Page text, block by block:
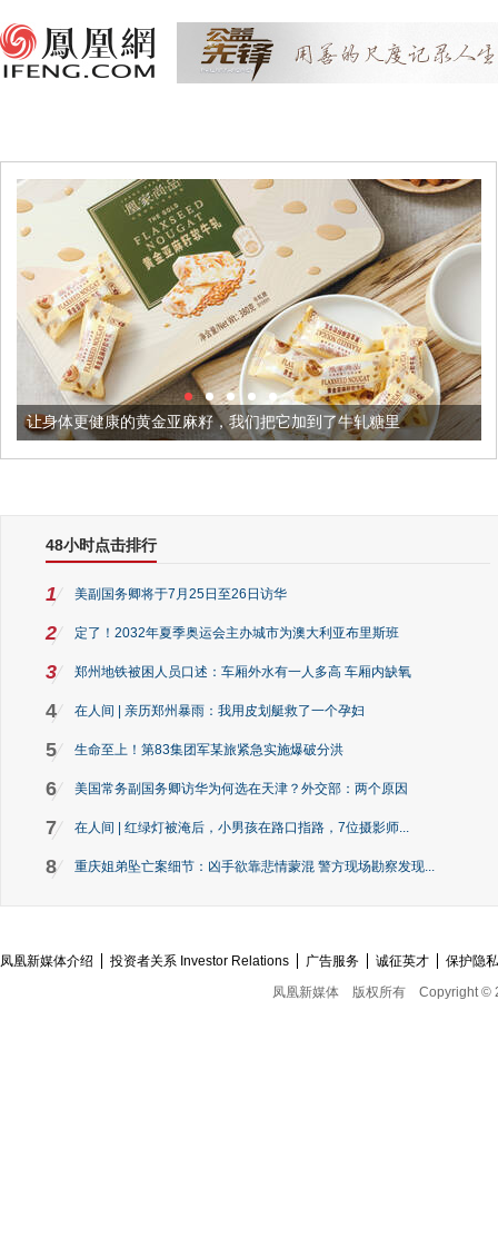
让身体更健康的黄金亚麻籽，我们把它加到了牛轧糖里
48小时点击排行
1 美副国务卿将于7月25日至26日访华
2 定了！2032年夏季奥运会主办城市为澳大利亚布里斯班
3 郑州地铁被困人员口述：车厢外水有一人多高 车厢内缺氧
4 在人间 | 亲历郑州暴雨：我用皮划艇救了一个孕妇
5 生命至上！第83集团军某旅紧急实施爆破分洪
6 美国常务副国务卿访华为何选在天津？外交部：两个原因
7 在人间 | 红绿灯被淹后，小男孩在路口指路，7位摄影师...
8 重庆姐弟坠亡案细节：凶手欲靠悲情蒙混 警方现场勘察发现...
凤凰新媒体介绍 投资者关系 Investor Relations 广告服务 诚征英才
保护隐
凤凰新媒体
版权所有 Copyright ©